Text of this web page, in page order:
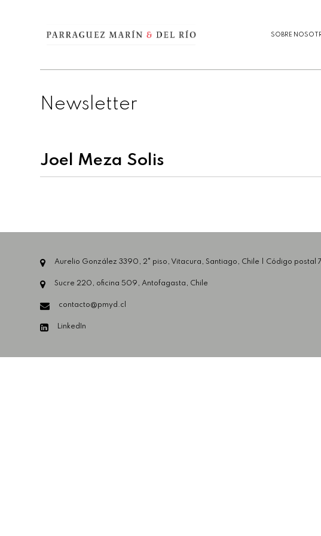
SOBRE
Newsletter
Joel Meza Solis
Aurelio González 3390, 2° piso, Vitacura, Santiago, Chile | Código postal
Sucre 220, oficina 509, Antofagasta, Chile
contacto@pmyd.cl
LinkedIn